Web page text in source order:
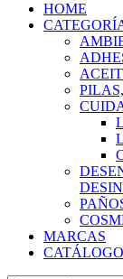
HOME
MARCAS
CATÁLOGO